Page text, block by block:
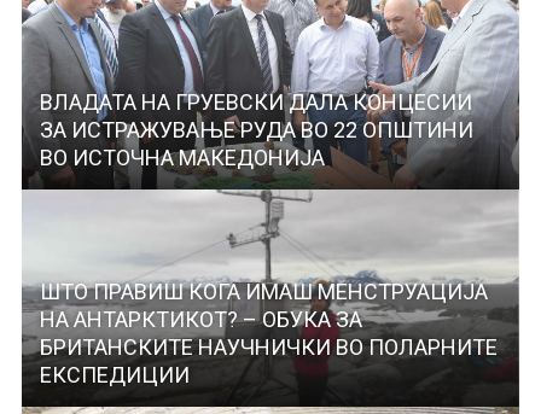
ВЛАДАТА НА ГРУЕВСКИ ДАЛА КОНЦЕСИИ
ЗА ИСТРАЖУВАЊЕ РУДА ВО 22 ОПШТИНИ
ВО ИСТОЧНА МАКЕДОНИЈА
ШТО ПРАВИШ КОГА ИМАШ МЕНСТРУАЦИЈА
НА АНТАРКТИКОТ? – ОБУКА ЗА
БРИТАНСКИТЕ НАУЧНИЧКИ ВО ПОЛАРНИТЕ
ЕКСПЕДИЦИИ